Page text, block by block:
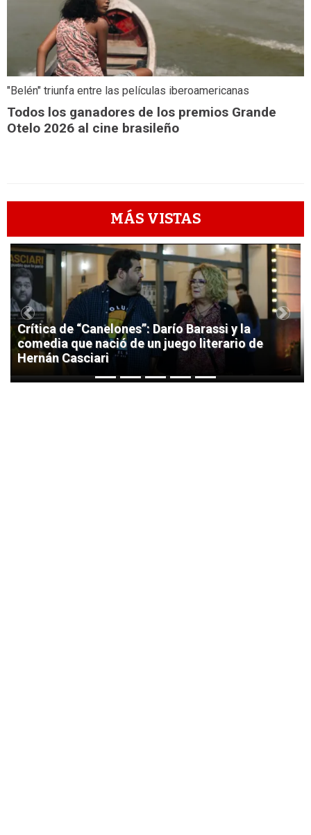
"Belén" triunfa entre las películas iberoamericanas
Todos los ganadores de los premios Grande
Otelo 2026 al cine brasileño
MÁS VISTAS
1
Crítica de “Canelones”: Darío Barassi y la
comedia que nació de un juego literario de
Hernán Casciari
Previous Next